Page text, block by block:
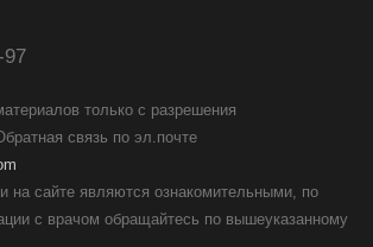
97
только с разрешения
связь по эл.почте
на сайте являются ознакомительными, по
с врачом обращайтесь по вышеуказанному